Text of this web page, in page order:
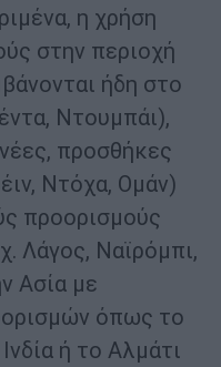
η χρήση
στην περιοχή
ήδη στο
Ντουμπάι),
προσθήκες
Ντόχα, Ομάν)
προορισμούς
Λάγος, Ναϊρόμπι,
Ασία με
όπως το
ή το Αλμάτι